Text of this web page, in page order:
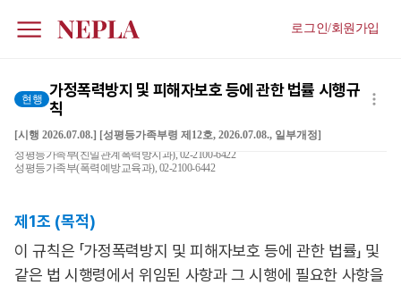
로그인/회원가입
현행 가정폭력방지 및 피해자보호 등에 관한 법률 시행규
칙
[시행 2026.07.08.] [성평등가족부령 제12호, 2026.07.08., 일부개정]
성평등가족부(친밀관계폭력방지과), 02-2100-6422
성평등가족부(폭력예방교육과), 02-2100-6442
제1조 (목적)
이 규칙은 「가정폭력방지 및 피해자보호 등에 관한 법률」 및
같은 법 시행령에서 위임된 사항과 그 시행에 필요한 사항을